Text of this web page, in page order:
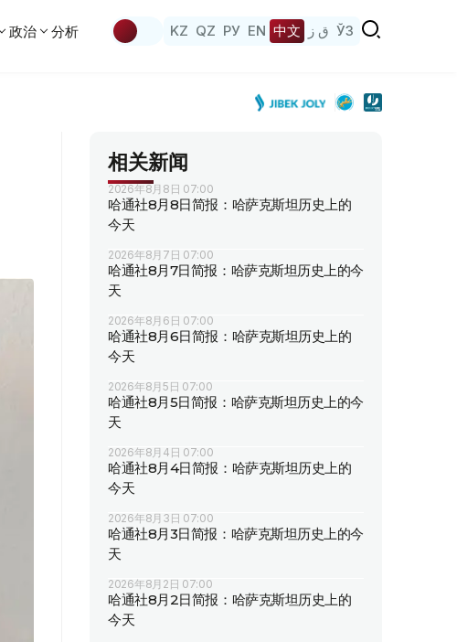
政治 分析 KZ QZ РУ EN 中文 ق ز ЎЗ
相关新闻
2026年8月8日 07:00
哈通社8月8日简报：哈萨克斯坦历史上的
今天
2026年8月7日 07:00
哈通社8月7日简报：哈萨克斯坦历史上的今
天
2026年8月6日 07:00
哈通社8月6日简报：哈萨克斯坦历史上的
今天
2026年8月5日 07:00
哈通社8月5日简报：哈萨克斯坦历史上的今
天
2026年8月4日 07:00
哈通社8月4日简报：哈萨克斯坦历史上的
今天
2026年8月3日 07:00
哈通社8月3日简报：哈萨克斯坦历史上的今
天
2026年8月2日 07:00
哈通社8月2日简报：哈萨克斯坦历史上的
今天